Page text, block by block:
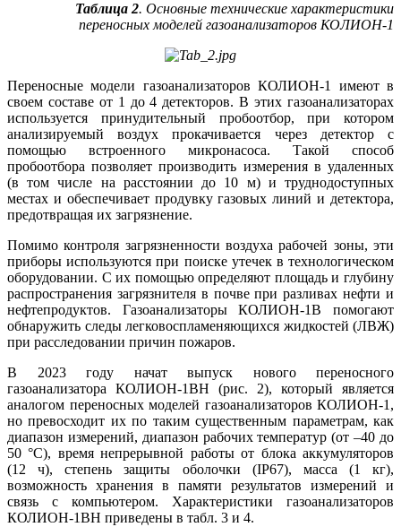
Таблица 2. Основные технические характеристики
переносных моделей газоанализаторов КОЛИОН-1
Переносные модели газоанализаторов КОЛИОН‑1 имеют в
своем составе от 1 до 4 детекторов. В этих газоанализаторах
используется принудительный пробоотбор, при котором
анализируемый воздух прокачивается через детектор с
помощью встроенного микронасоса. Такой способ
пробоотбора позволяет производить измерения в удаленных
(в том числе на расстоянии до 10 м) и труднодоступных
местах и обеспечивает продувку газовых линий и детектора,
предотвращая их загрязнение.
Помимо контроля загрязненности воздуха рабочей зо­ны, эти
приборы используются при поиске утечек в технологическом
оборудовании. С их помощью определяют площадь и глубину
распространения загрязнителя в почве при разливах нефти и
нефтепродуктов. Газоанализаторы КОЛИОН‑1В помогают
обнаружить следы легковоспламеняющихся жидкостей (ЛВЖ)
при расследовании причин пожаров.
В 2023 году начат выпуск нового переносного
газоанализатора КОЛИОН‑1ВН (рис. 2), который является
аналогом переносных моделей газоанализаторов КОЛИОН‑1,
но превосходит их по таким существенным параметрам, как
диапазон измерений, диапазон рабочих температур (от –40 до
50 °C), время непрерывной работы от блока аккумуляторов
(12 ч), степень защиты оболочки (IP67), масса (1 кг),
возможность хранения в памяти результатов измерений и
связь с компьютером. Характеристики газоанализаторов
КОЛИОН‑1ВН приведены в табл. 3 и 4.